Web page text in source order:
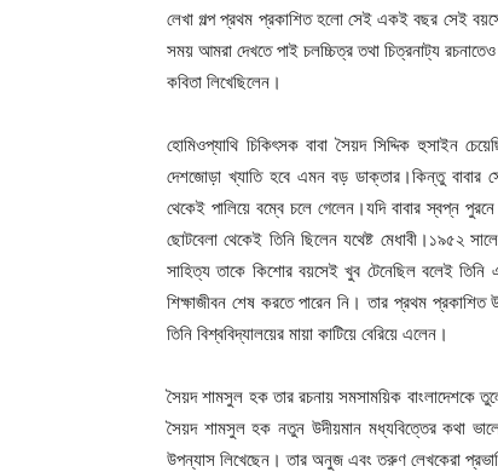
লেখা গল্প প্রথম প্রকাশিত হলো সেই একই বছর সেই
সময় আমরা দেখতে পাই চলচ্চিত্র তথা চিত্রনাট্য রচনাতেও
কবিতা লিখেছিলেন।
হোমিওপ্যাথি চিকিৎসক বাবা সৈয়দ সিদ্দিক হুসাইন
দেশজোড়া খ্যাতি হবে এমন বড় ডাক্তার।কিন্তু
থেকেই পালিয়ে বম্বে চলে গেলেন।যদি বাবার স্বপ্ন
ছোটবেলা থেকেই তিনি ছিলেন যথেষ্ট মেধাবী।১৯৫২
সাহিত্য তাকে কিশোর বয়সেই খুব টেনেছিল বলেই তিনি
শিক্ষাজীবন শেষ করতে পারেন নি। তার প্রথম
তিনি বিশ্ববিদ্যালয়ের মায়া কাটিয়ে বেরিয়ে এলেন।
সৈয়দ শামসুল হক তার রচনায় সমসাময়িক বাংলাদেশকে
সৈয়দ শামসুল হক নতুন উদীয়মান মধ্যবিত্তের কথা
উপন্যাস লিখেছেন। তার অনুজ এবং তরুণ লেখকেরা